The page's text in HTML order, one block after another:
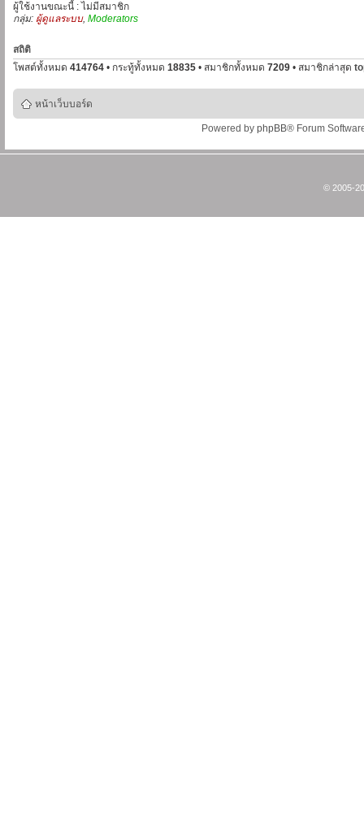
ผู้ใช้งานขณะนี้ : ไม่มีสมาชิก
กลุ่ม: ผู้ดูแลระบบ, Moderators
สถิติ
โพสต์ทั้งหมด 414764 • กระทู้ทั้งหมด 18835 • สมาชิกทั้งหมด 7209 • สมาชิกล่าสุด
หน้าเว็บบอร์ด
Powered by phpBB® Forum
© 2005-